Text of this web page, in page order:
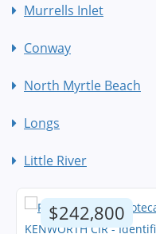
Murrells Inlet
Conway
North Myrtle Beach
Longs
Little River
$242,800